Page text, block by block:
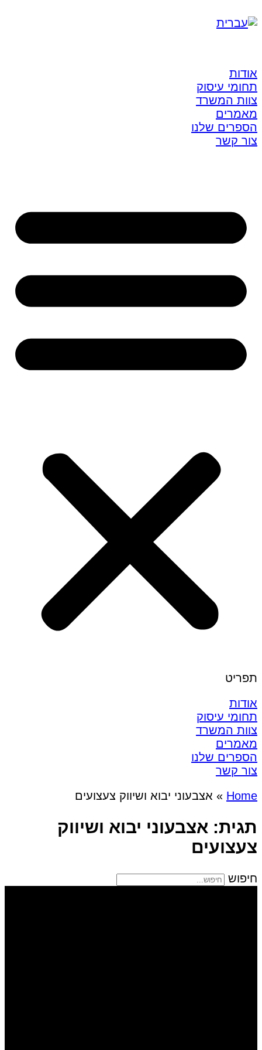
אודות
תחומי עיסוק
צוות המשרד
מאמרים
הספרים שלנו
צור קשר
תפריט
אודות
תחומי עיסוק
צוות המשרד
מאמרים
הספרים שלנו
צור קשר
Home
» אצבעוני יבוא ושיווק צעצועים
תגית: אצבעוני יבוא ושיווק
צעצועים
חיפוש